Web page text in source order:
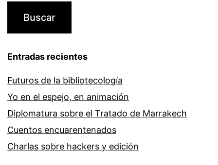
Entradas recientes
Futuros de la bibliotecología
Yo en el espejo, en animación
Diplomatura sobre el Tratado de Marrakech
Cuentos encuarentenados
Charlas sobre hackers y edición